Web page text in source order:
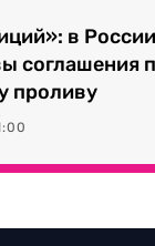
в
соглашения
проливу